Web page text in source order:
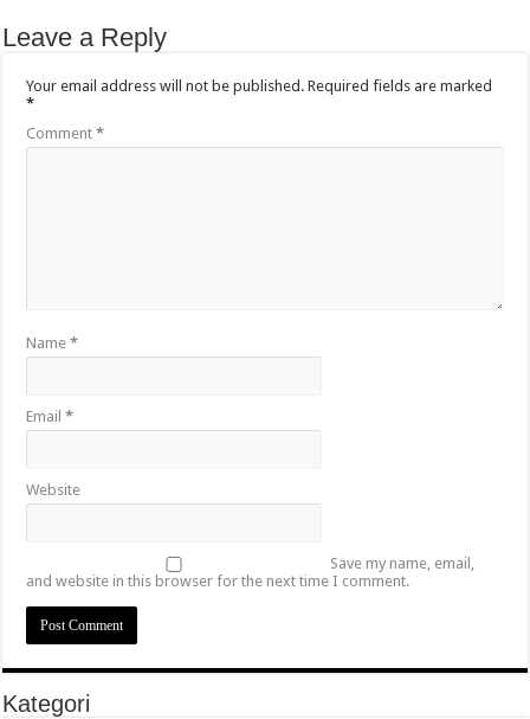
Leave a Reply
Your email address will not be published. Required fields are marked
*
Comment*
Name*
Email*
Website
Save my name, email,
and website in this browser for the next time I comment.
Kategori